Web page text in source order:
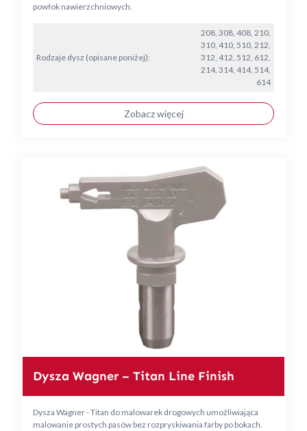
powłok nawierzchniowych.
Rodzaje dysz (opisane poniżej):
208, 308, 408, 210,
310, 410, 510, 212,
312, 412, 512, 612,
214, 314, 414, 514,
614
Zobacz więcej
Dysza Wagner – Titan Line Finish
Dysza Wagner - Titan do malowarek drogowych umożliwiająca
malowanie prostych pasów bez rozpryskiwania farby po bokach.